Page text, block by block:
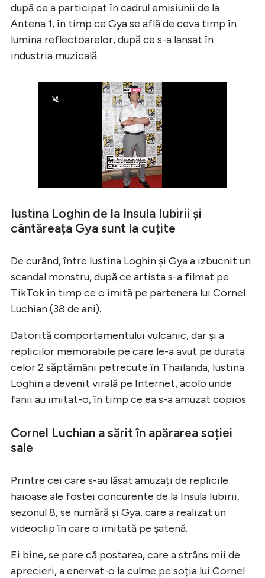
după ce a participat în cadrul emisiunii de la
Antena 1, în timp ce Gya se află de ceva timp în
lumina reflectoarelor, după ce s-a lansat în
industria muzicală.
Iustina Loghin de la Insula Iubirii și
cântăreața Gya sunt la cuțite
De curând, între Iustina Loghin și Gya a izbucnit un
scandal monstru, după ce artista s-a filmat pe
TikTok în timp ce o imită pe partenera lui Cornel
Luchian (38 de ani).
Datorită comportamentului vulcanic, dar și a
replicilor memorabile pe care le-a avut pe durata
celor 2 săptămâni petrecute în Thailanda, Iustina
Loghin a devenit virală pe Internet, acolo unde
fanii au imitat-o, în timp ce ea s-a amuzat copios.
Cornel Luchian a sărit în apărarea soției
sale
Printre cei care s-au lăsat amuzați de replicile
haioase ale fostei concurente de la Insula Iubirii,
sezonul 8, se numără și Gya, care a realizat un
videoclip în care o imitată pe șatenă.
Ei bine, se pare că postarea, care a strâns mii de
aprecieri, a enervat-o la culme pe soția lui Cornel